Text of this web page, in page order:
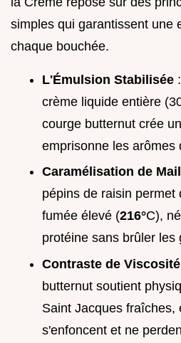
simples qui garantissent une
chaque bouchée.
L'Émulsion Stabilisée
crème liquide entière
courge butternut crée
emprisonne les arômes
Caramélisation de
pépins de raisin permet
fumée élevé (216°C),
protéine sans brûler les
Contraste de Viscosité
butternut soutient
Saint Jacques fraîches,
s'enfoncent et ne